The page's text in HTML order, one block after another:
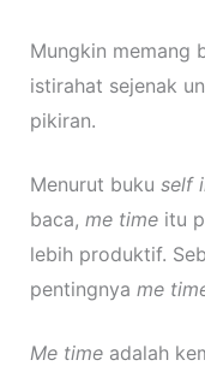
Mungkin memang
istirahat sejenak
pikiran.
Menurut buku self
baca, me timeitu
lebih produktif.
pentingnya me
Me time adalah